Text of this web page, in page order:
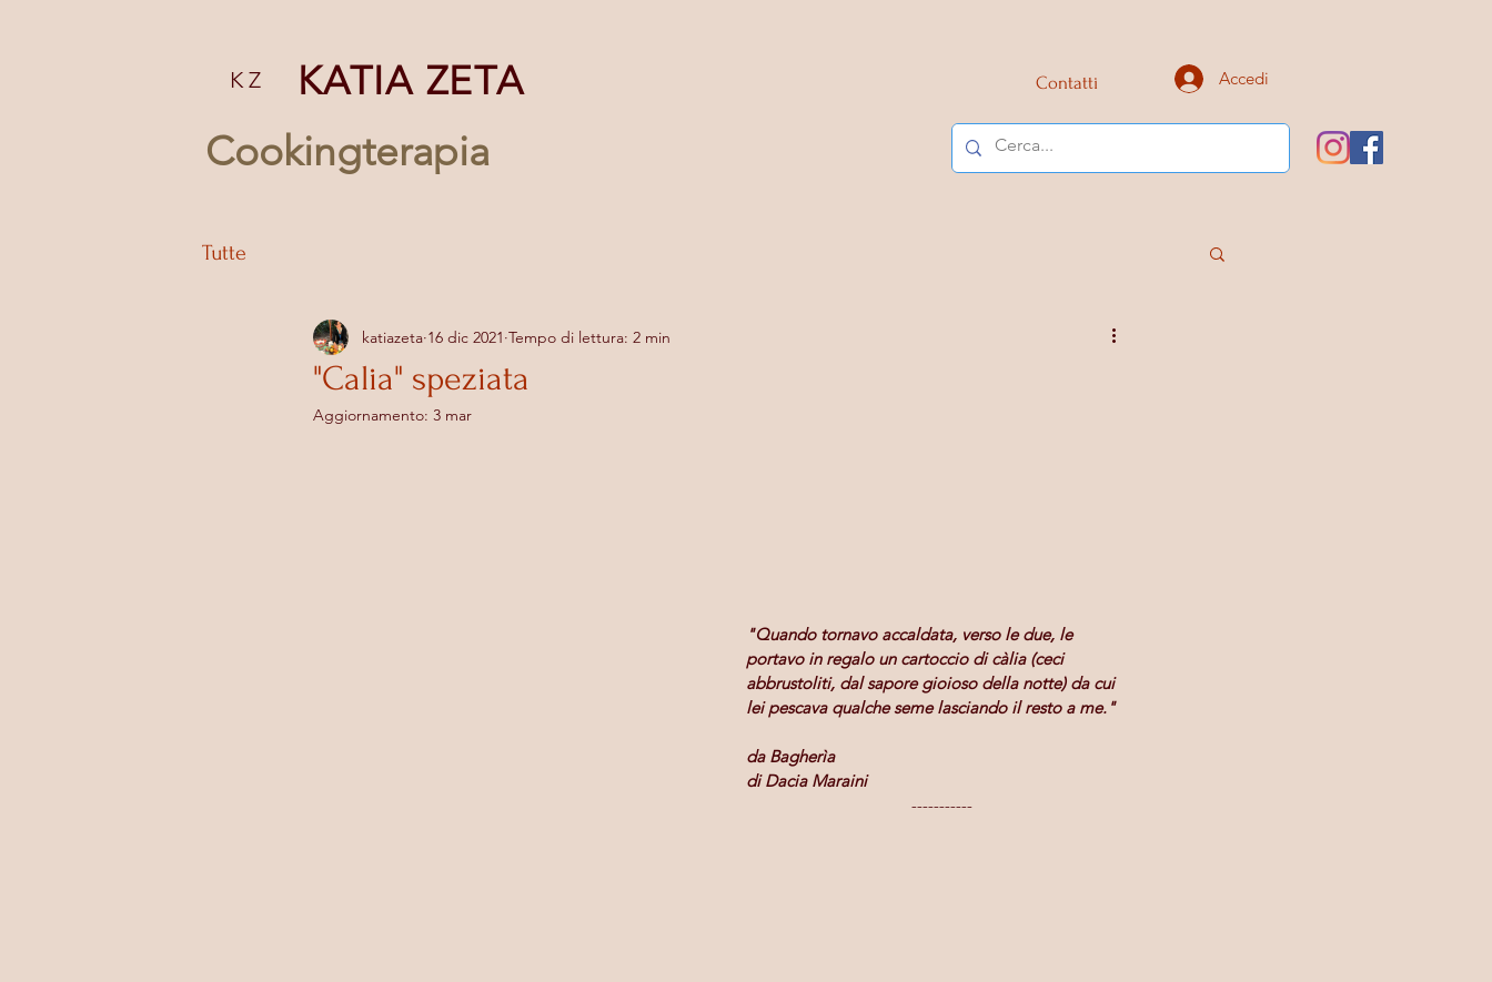
K Z KATIA ZETA Contatti Accedi
Cookingterapia
Tutte
"Calia" speziata
katiazeta 16 dic 2021 Tempo di lettura: 2 min
Aggiornamento: 3 mar
"Quando tornavo accaldata, verso le due, le
portavo in regalo un cartoccio di càlia (ceci
abbrustoliti, dal sapore gioioso della notte) da cui
lei pescava qualche seme lasciando il resto a me."
da Bagherìa
di Dacia Maraini
-----------